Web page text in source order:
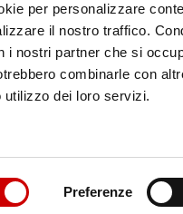
per personalizzare
il nostro traffico.
i nostri partner che si
combinarle con
utilizzo dei loro servizi.
Preferenze
99 90
COMMERCIALE
REA 334845